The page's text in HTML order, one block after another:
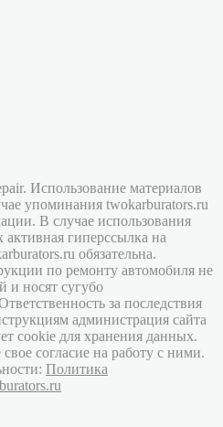
Использование материалов
упоминания twokarburators.ru
В случае использования
активная гиперссылка на
обязательна.
по ремонту автомобиля не
и носят сугубо
за последствия
администрация сайта
cookie для хранения данных.
согласие на работу с ними.
Политика